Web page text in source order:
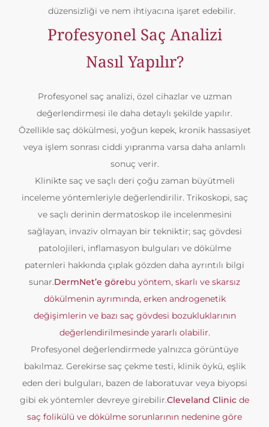
düzensizliği ve nem ihtiyacına işaret edebilir.
Profesyonel Saç Analizi
Nasıl Yapılır?
Profesyonel saç analizi, özel cihazlar ve uzman
değerlendirmesi ile daha detaylı şekilde yapılır.
Özellikle saç dökülmesi, yoğun kepek, kronik hassasiyet
veya işlem sonrası ciddi yıpranma varsa daha anlamlı
sonuç verir.
Klinikte saç ve saçlı deri çoğu zaman büyütmeli
inceleme yöntemleriyle değerlendirilir. Trikoskopi, saç
ve saçlı derinin dermatoskop ile incelenmesini
sağlayan, invaziv olmayan bir tekniktir; saç gövdesi
patolojileri, inflamasyon bulguları ve dökülme
paternleri hakkında çıplak gözden daha ayrıntılı bilgi
sunar.DermNet’e görebu yöntem, skarlı ve skarsız
dökülmenin ayrımında, erken androgenetik
değişimlerin ve bazı saç gövdesi bozukluklarının
değerlendirilmesinde yararlı olabilir.
Profesyonel değerlendirmede yalnızca görüntüye
bakılmaz. Gerekirse saç çekme testi, klinik öykü, eşlik
eden deri bulguları, bazen de laboratuvar veya biyopsi
gibi ek yöntemler devreye girebilir.Cleveland Clinic de
saç folikülü ve dökülme sorunlarının nedenine göre